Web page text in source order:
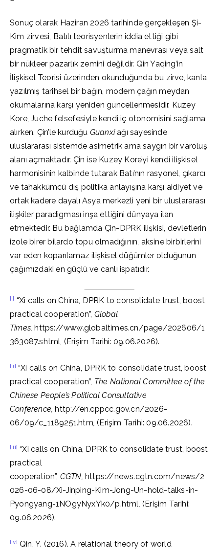
Sonuç olarak Haziran 2026 tarihinde gerçekleşen Şi-
Kim zirvesi, Batılı teorisyenlerin iddia ettiği gibi
pragmatik bir tehdit savuşturma manevrası veya salt
bir nükleer pazarlık zemini değildir. Qin Yaqing’in
İlişkisel Teorisi üzerinden okunduğunda bu zirve, kanla
yazılmış tarihsel bir bağın, modern çağın meydan
okumalarına karşı yeniden güncellenmesidir. Kuzey
Kore, Juche felsefesiyle kendi iç otonomisini sağlama
alırken, Çin’le kurduğu Guanxiağı sayesinde
uluslararası sistemde asimetrik ama saygın bir varoluş
alanı açmaktadır. Çin ise Kuzey Kore’yi kendi ilişkisel
harmonisinin kalbinde tutarak Batı’nın rasyonel, çıkarcı
ve tahakkümcü dış politika anlayışına karşı aidiyet ve
ortak kadere dayalı Asya merkezli yeni bir uluslararası
ilişkiler paradigması inşa ettiğini dünyaya ilan
etmektedir. Bu bağlamda Çin-DPRK ilişkisi, devletlerin
izole birer bilardo topu olmadığının, aksine birbirlerini
var eden koparılamaz ilişkisel düğümler olduğunun
çağımızdaki en güçlü ve canlı ispatıdır.
[i] “Xi calls on China, DPRK to consolidate trust, boost
practical cooperation”, Global
Times,https://www.globaltimes.cn/page/202606/1
363087.shtml, (Erişim Tarihi: 09.06.2026).
[ii] “Xi calls on China, DPRK to consolidate trust, boost
practical cooperation”, The National Committee of the
Chinese People’s Political Consultative
Conference,http://en.cppcc.gov.cn/2026-
06/09/c_1189251.htm,(Erişim Tarihi: 09.06.2026).
[iii] “Xi calls on China, DPRK to consolidate trust, boost
practical
cooperation”, CGTN,https://news.cgtn.com/news/2
026-06-08/Xi-Jinping-Kim-Jong-Un-hold-talks-in-
Pyongyang-1NOgyNyxYk0/p.html,(Erişim Tarihi:
09.06.2026).
[iv] Qin, Y. (2016). A relational theory of world